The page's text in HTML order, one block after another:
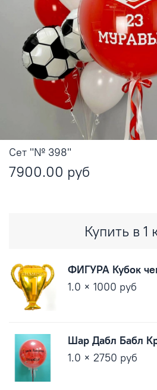
Сет "№ 398"
7900.00 руб
Купить в 1
ФИГУРА Кубок
1.0 × 1000 руб
Шар Дабл Бабл
1.0 × 2750 руб